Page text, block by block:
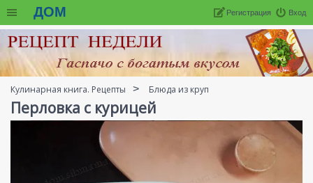
ДОМ Вход
Регистрация
Кулинарная книга. Рецепты Блюда из круп
Перловка с курицей